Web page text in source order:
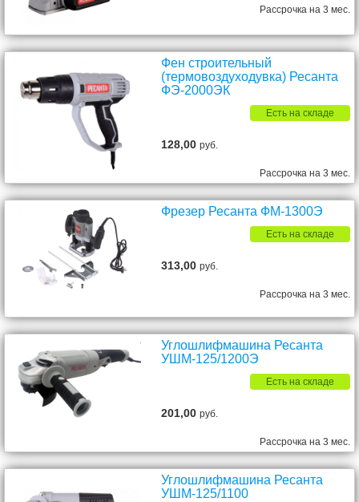
Рассрочка на 3 мес.
Фен строительный
(термовоздуходувка) Ресанта
ФЭ-2000ЭК
Есть на складе
128,00руб.
Рассрочка на 3 мес.
Фрезер Ресанта ФМ-1300Э
Есть на складе
313,00руб.
Рассрочка на 3 мес.
Углошлифмашина Ресанта
УШМ-125/1200Э
Есть на складе
201,00руб.
Рассрочка на 3 мес.
Углошлифмашина Ресанта
УШМ-125/1100